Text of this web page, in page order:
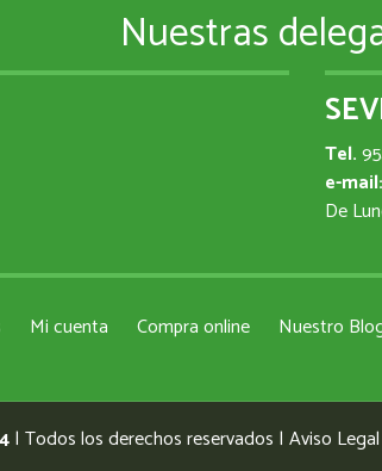
Nuestras
Tel.
e-mail:
De
Mi cuenta Compra online Nuestro
| Todos los derechos reservados | Aviso Legal